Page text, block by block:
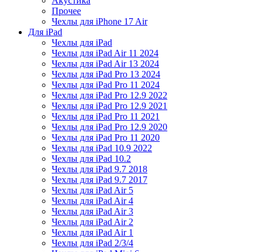
Прочее
Чехлы для iPhone 17 Air
Для iPad
Чехлы для iPad
Чехлы для iPad Air 11 2024
Чехлы для iPad Air 13 2024
Чехлы для iPad Pro 13 2024
Чехлы для iPad Pro 11 2024
Чехлы для iPad Pro 12.9 2022
Чехлы для iPad Pro 12.9 2021
Чехлы для iPad Pro 11 2021
Чехлы для iPad Pro 12.9 2020
Чехлы для iPad Pro 11 2020
Чехлы для iPad 10.9 2022
Чехлы для iPad 10.2
Чехлы для iPad 9.7 2018
Чехлы для iPad 9.7 2017
Чехлы для iPad Air 5
Чехлы для iPad Air 4
Чехлы для iPad Air 3
Чехлы для iPad Air 2
Чехлы для iPad Air 1
Чехлы для iPad 2/3/4